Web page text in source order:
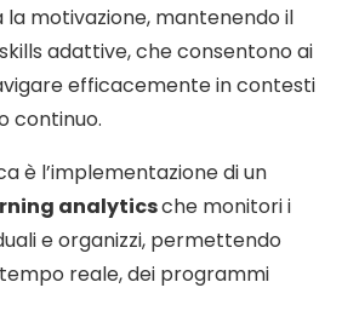
motivazione, mantenendo il
adattive, che consentono ai
efficacemente in contesti
continuo.
è l’implementazione di un
analyticsche monitori i
e organizzi, permettendo
reale, dei programmi